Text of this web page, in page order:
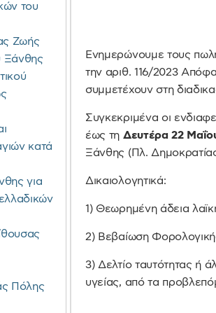
Ενημερώνουμε τους
την αριθ. 116/2023
συμμετέχουν στη
Συγκεκριμένα οι
έως τη Δευτέρα 22
Ξάνθης (Πλ.
Δικαιολογητικά:
1) Θεωρημένη άδεια
2) Βεβαίωση
3) Δελτίο ταυτότητας ή
υγείας, από τα
του
Ζωής
Ξάνθης
κατά
για
Πόλης